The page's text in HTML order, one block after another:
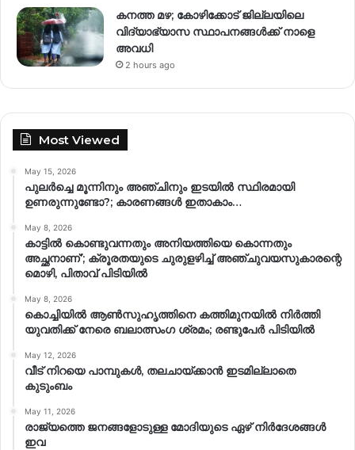
കനത്ത മഴ; കോഴിക്കോട് ജില്ലയിലെ
വിദ്യാഭ്യാസ സ്ഥാപനങ്ങൾക്ക് നാളെ
അവധി
2 hours ago
Most Viewed
May 15, 2026
പുലർച്ചെ മൂന്നിനും അഞ്ചിനും ഇടയിൽ സ്ഥിരമായി
ഉണരുന്നുണ്ടോ?; കാരണങ്ങള്‍ ഇതാകാം…
May 8, 2026
കാട്ടിൽ കൊണ്ടുവന്നതും അനിയത്തിയെ കൊന്നതും
അച്ഛനാണ്’; ക്രൂരതയുടെ ചുരുളഴിച്ച് അഞ്ചുവയസുകാരന്റെ
മൊഴി, പിതാവ് പിടിയിൽ
May 8, 2026
കൊച്ചിയിൽ ആൺസുഹൃത്തിനെ കത്തിമുനയിൽ നിർത്തി
യുവതിക്ക് നേരെ ബലാത്സംഗ​ ശ്രമം; രണ്ടുപേർ പിടിയിൽ
May 12, 2026
വീട് നിറയെ പാമ്പുകൾ, തലചായ്ക്കാൻ ഇടമില്ലാതെ
കുടുംബം
May 11, 2026
രാജ്യത്തെ ജനങ്ങളോടുള്ള മോദിയുടെ ഏഴ് നിര്‍ദേശങ്ങള്‍
ഇവ